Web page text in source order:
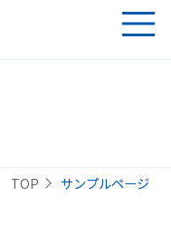
TOP サンプルページ